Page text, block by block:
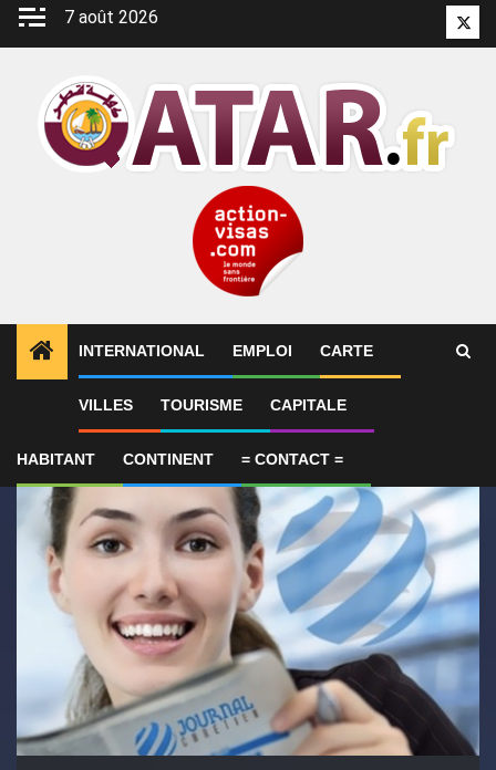
Aller
7 août 2026
INTERNATIONAL EMPLOI CARTE
VILLES TOURISME CAPITALE
HABITANT CONTINENT = CONTACT =
ALERTES INFO 1 Le Qatar fait état de progrès en